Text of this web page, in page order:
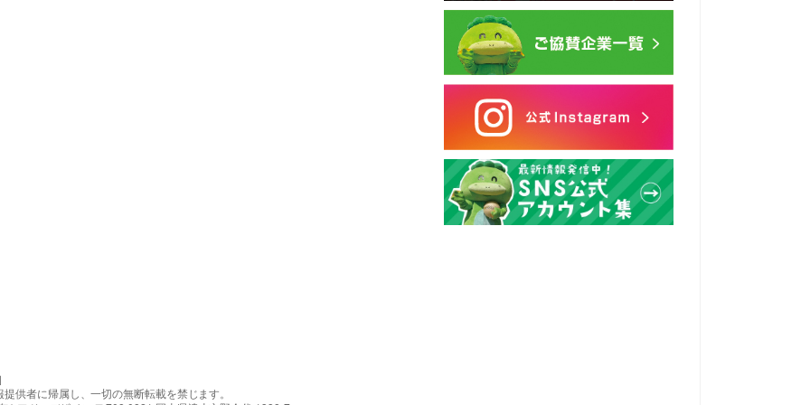
供者に帰属し、一切の無断転載を禁じます。